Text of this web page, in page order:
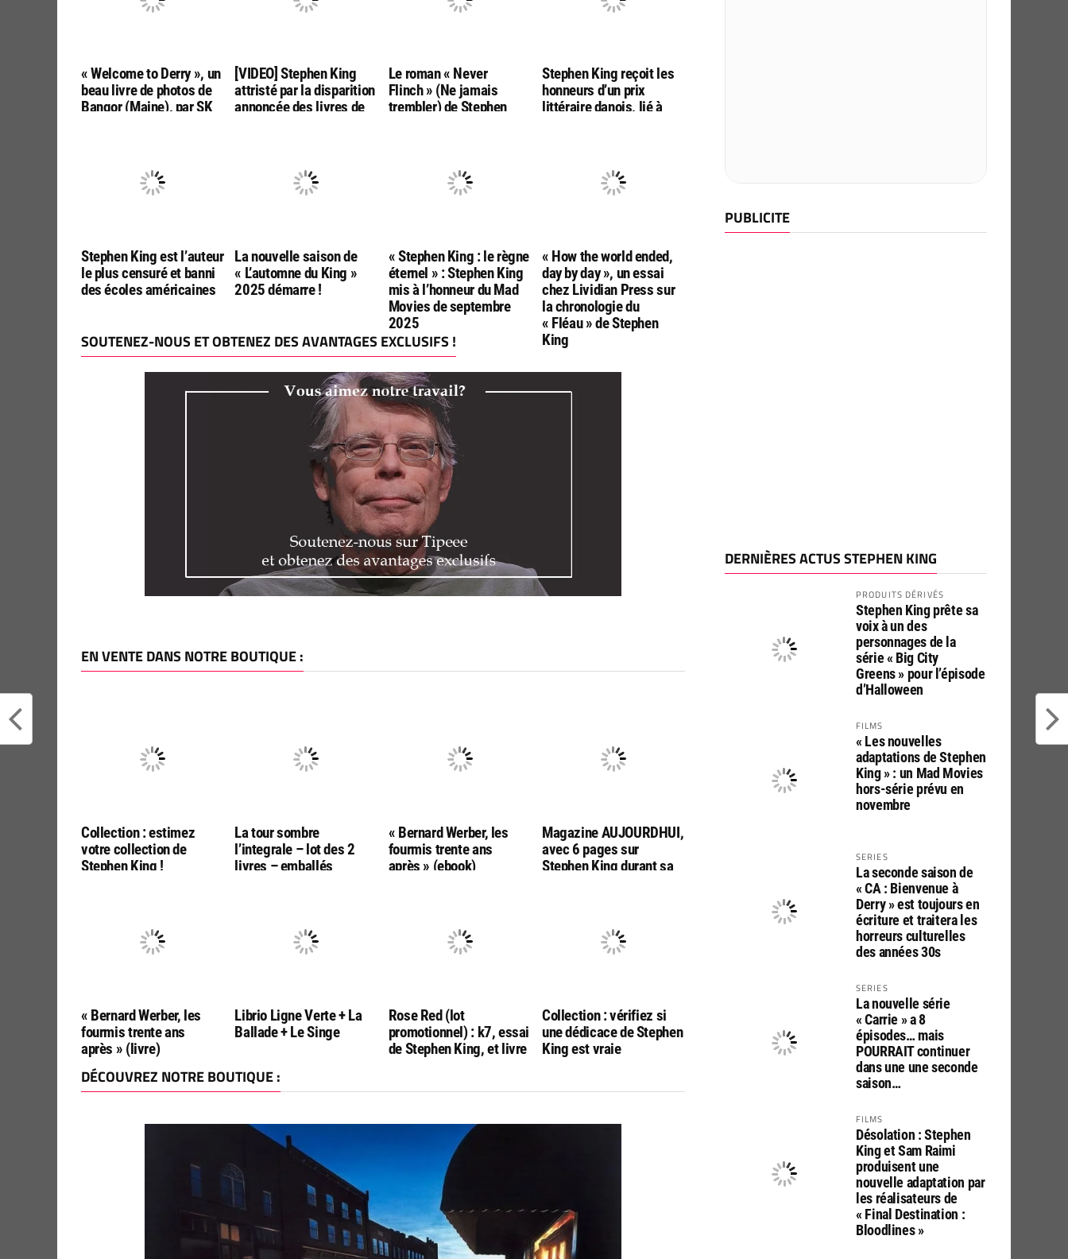
« Welcome to Derry », un
beau livre de photos de
Bangor (Maine), par SK
[VIDEO] Stephen King
attristé par la disparition
annoncée des livres de
Le roman « Never
Flinch » (Ne jamais
trembler) de Stephen
Stephen King reçoit les
honneurs d’un prix
littéraire danois, lié à
Stephen King est l’auteur
le plus censuré et banni
des écoles américaines
La nouvelle saison de
« L’automne du King »
2025 démarre !
« Stephen King : le règne
éternel » : Stephen King
mis à l’honneur du Mad
Movies de septembre
2025
« How the world ended,
day by day », un essai
chez Lividian Press sur
la chronologie du
« Fléau » de Stephen
King
SOUTENEZ-NOUS ET OBTENEZ DES AVANTAGES EXCLUSIFS !
EN VENTE DANS NOTRE BOUTIQUE :
Collection : estimez
votre collection de
Stephen King !
La tour sombre
l’integrale – lot des 2
livres – emballés
« Bernard Werber, les
fourmis trente ans
après » (ebook)
Magazine AUJOURDHUI,
avec 6 pages sur
Stephen King durant sa
« Bernard Werber, les
fourmis trente ans
après » (livre)
Librio Ligne Verte + La
Ballade + Le Singe
Rose Red (lot
promotionnel) : k7, essai
de Stephen King, et livre
Collection : vérifiez si
une dédicace de Stephen
King est vraie
DÉCOUVREZ NOTRE BOUTIQUE :
PUBLICITE
DERNIÈRES ACTUS STEPHEN KING
PRODUITS DÉRIVÉS
Stephen King prête sa
voix à un des
personnages de la
série « Big City
Greens » pour l’épisode
d’Halloween
FILMS
« Les nouvelles
adaptations de Stephen
King » : un Mad Movies
hors-série prévu en
novembre
SERIES
La seconde saison de
« CA : Bienvenue à
Derry » est toujours en
écriture et traitera les
horreurs culturelles
des années 30s
SERIES
La nouvelle série
« Carrie » a 8
épisodes… mais
POURRAIT continuer
dans une une seconde
saison…
FILMS
Désolation : Stephen
King et Sam Raimi
produisent une
nouvelle adaptation par
les réalisateurs de
« Final Destination :
Bloodlines »